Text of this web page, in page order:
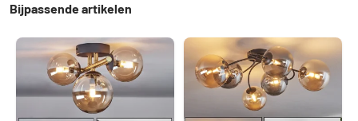
Bijpassende artikelen